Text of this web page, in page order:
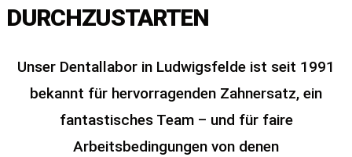
DURCHZUSTARTEN
Unser Dentallabor in Ludwigsfelde ist seit 1991
bekannt für hervorragenden Zahnersatz, ein
fantastisches Team – und für faire
Arbeitsbedingungen von denen